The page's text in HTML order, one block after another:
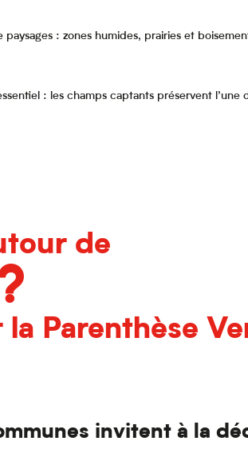
: zones humides, prairies et
: les champs captants préservent
de
la Parenthèse
invitent à la